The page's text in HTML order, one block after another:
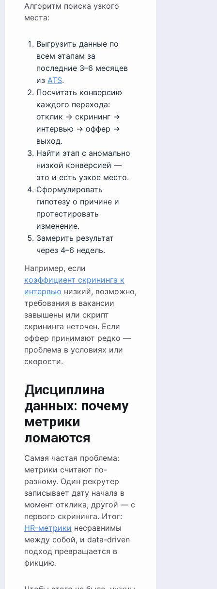
Алгоритм поиска узкого
места:
Выгрузить данные по
всем этапам за
последние 3–6 месяцев
из ATS.
Посчитать конверсию
каждого перехода:
отклик → скрининг →
интервью → оффер →
выход.
Найти этап с аномально
низкой конверсией —
это и есть узкое место.
Сформулировать
гипотезу о причине и
протестировать
изменение.
Замерить результат
через 4–6 недель.
Например, если
коэффициент скрининга к
интервью низкий, возможно,
требования в вакансии
завышены или скрипт
скрининга неточен. Если
оффер принимают редко —
проблема в условиях или
скорости.
Дисциплина
данных: почему
метрики
ломаются
Самая частая проблема:
метрики считают по-
разному. Один рекрутер
записывает дату начала в
момент отклика, другой — с
первого скрининга. Итог:
HR-метрики несравнимы
между собой, и data-driven
подход превращается в
фикцию.